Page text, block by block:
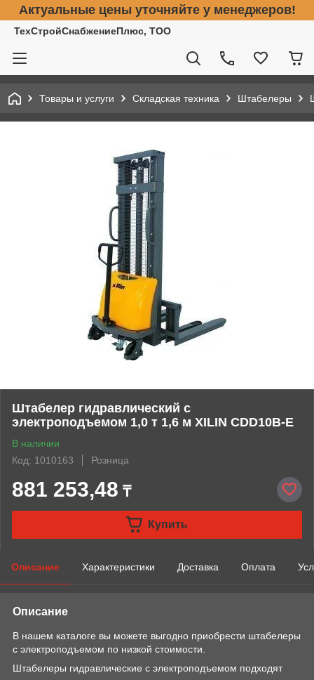
Актуальные цены уточняйте у менеджеров!
ТехСтройСнабжениеПлюс, ТОО
Товары и услуги Складская техника Штабелеры
Штабелер гидравлический с
электроподъемом 1,0 т 1,6 м XILIN CDD10B-E
В наличии
Код: 1010163
Розница
881 253,48 ₸
Купить
Описание Характеристики Доставка Оплата
Описание
В нашем каталоге вы можете выгодно приобрести штабелеры
с электроподъемом по низкой стоимости.
Штабелеры гидравлические c электроподъемом подходят